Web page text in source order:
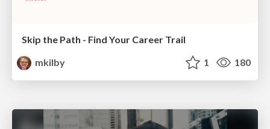
Skip the Path - Find Your Career Trail
mkilby
1 180